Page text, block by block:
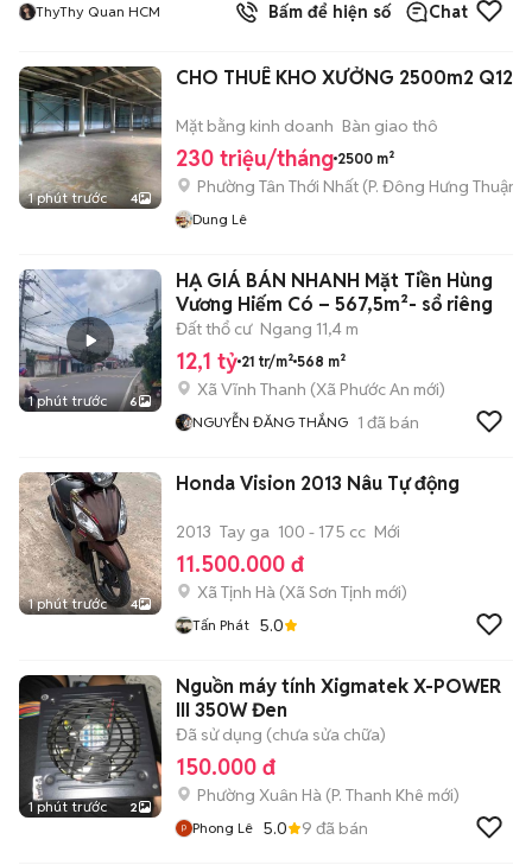
ThyThy Quan HCM Bấm để hiện số Chat
1 phút trước 4
CHO THUÊ KHO XƯỞNG 2500m2 Q12
Mặt bằng kinh doanh Bàn giao thô
230 triệu/tháng 2500 m²
Phường Tân Thới Nhất (P. Đông Hưng Thuận
Dung Lê
1 phút trước 6
HẠ GIÁ BÁN NHANH Mặt Tiền Hùng
Vương Hiếm Có – 567,5m²- sổ riêng
Đất thổ cư Ngang 11,4 m
12,1 tỷ 21 tr/m² 568 m²
Xã Vĩnh Thanh (Xã Phước An mới)
NGUYỄN ĐĂNG THẮNG 1 đã bán
1 phút trước 4
Honda Vision 2013 Nâu Tự động
2013 Tay ga 100 - 175 cc Mới
11.500.000 đ
Xã Tịnh Hà (Xã Sơn Tịnh mới)
Tấn Phát 5.0
1 phút trước 2
Nguồn máy tính Xigmatek X-POWER
III 350W Đen
Đã sử dụng (chưa sửa chữa)
150.000 đ
Phường Xuân Hà (P. Thanh Khê mới)
Phong Lê 5.0 9 đã bán